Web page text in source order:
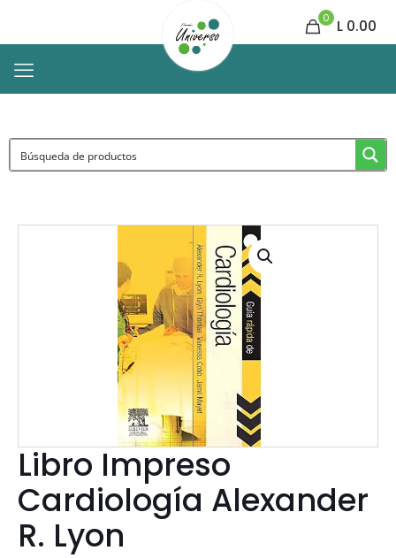
0 L 0.00
Libro Impreso
Cardiología Alexander
R. Lyon